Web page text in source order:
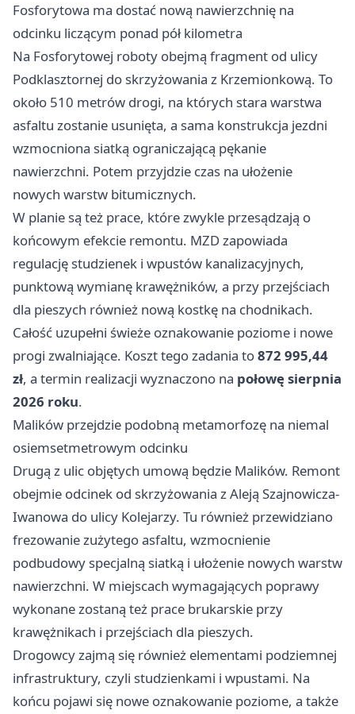
Fosforytowa ma dostać nową nawierzchnię na
odcinku liczącym ponad pół kilometra
Na Fosforytowej roboty obejmą fragment od ulicy
Podklasztornej do skrzyżowania z Krzemionkową. To
około 510 metrów drogi, na których stara warstwa
asfaltu zostanie usunięta, a sama konstrukcja jezdni
wzmocniona siatką ograniczającą pękanie
nawierzchni. Potem przyjdzie czas na ułożenie
nowych warstw bitumicznych.
W planie są też prace, które zwykle przesądzają o
końcowym efekcie remontu. MZD zapowiada
regulację studzienek i wpustów kanalizacyjnych,
punktową wymianę krawężników, a przy przejściach
dla pieszych również nową kostkę na chodnikach.
Całość uzupełni świeże oznakowanie poziome i nowe
progi zwalniające. Koszt tego zadania to872 995,44
zł, a termin realizacji wyznaczono na połowę sierpnia
2026 roku.
Malików przejdzie podobną metamorfozę na niemal
osiemsetmetrowym odcinku
Drugą z ulic objętych umową będzie Malików. Remont
obejmie odcinek od skrzyżowania z Aleją Szajnowicza-
Iwanowa do ulicy Kolejarzy. Tu również przewidziano
frezowanie zużytego asfaltu, wzmocnienie
podbudowy specjalną siatką i ułożenie nowych warstw
nawierzchni. W miejscach wymagających poprawy
wykonane zostaną też prace brukarskie przy
krawężnikach i przejściach dla pieszych.
Drogowcy zajmą się również elementami podziemnej
infrastruktury, czyli studzienkami i wpustami. Na
końcu pojawi się nowe oznakowanie poziome, a także